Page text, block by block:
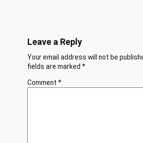
Leave a Reply
Your email address will not be
fields are marked *
Comment *